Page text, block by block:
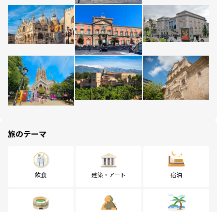
旅のテーマ
飲食 建築・アート 宿泊